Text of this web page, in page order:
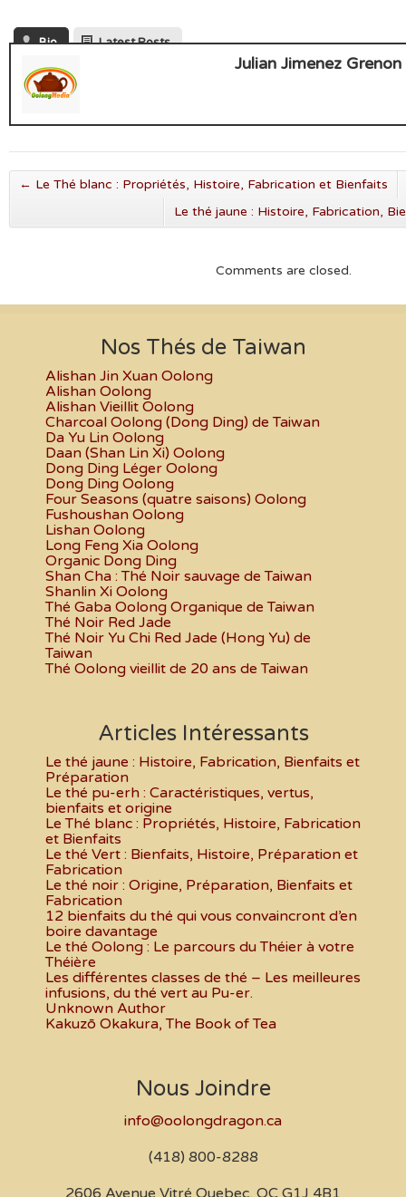
Bio Latest Posts
Julian Jimenez Grenon
← Le Thé blanc : Propriétés, Histoire, Fabrication et Bienfaits
Le thé jaune : Histoire, Fabrication,
Comments are closed.
Nos Thés de Taiwan
Alishan Jin Xuan Oolong
Alishan Oolong
Alishan Vieillit Oolong
Charcoal Oolong (Dong Ding) de Taiwan
Da Yu Lin Oolong
Daan (Shan Lin Xi) Oolong
Dong Ding Léger Oolong
Dong Ding Oolong
Four Seasons (quatre saisons) Oolong
Fushoushan Oolong
Lishan Oolong
Long Feng Xia Oolong
Organic Dong Ding
Shan Cha : Thé Noir sauvage de Taiwan
Shanlin Xi Oolong
Thé Gaba Oolong Organique de Taiwan
Thé Noir Red Jade
Thé Noir Yu Chi Red Jade (Hong Yu) de
Taiwan
Thé Oolong vieillit de 20 ans de Taiwan
Articles Intéressants
Le thé jaune : Histoire, Fabrication, Bienfaits et
Préparation
Le thé pu-erh : Caractéristiques, vertus,
bienfaits et origine
Le Thé blanc : Propriétés, Histoire, Fabrication
et Bienfaits
Le thé Vert : Bienfaits, Histoire, Préparation et
Fabrication
Le thé noir : Origine, Préparation, Bienfaits et
Fabrication
12 bienfaits du thé qui vous convaincront d’en
boire davantage
Le thé Oolong : Le parcours du Théier à votre
Théière
Les différentes classes de thé – Les meilleures
infusions, du thé vert au Pu-er.
Unknown Author
Kakuzō Okakura, The Book of Tea
Nous Joindre
info@oolongdragon.ca
(418) 800-8288
2606 Avenue Vitré Quebec, QC G1J 4B1